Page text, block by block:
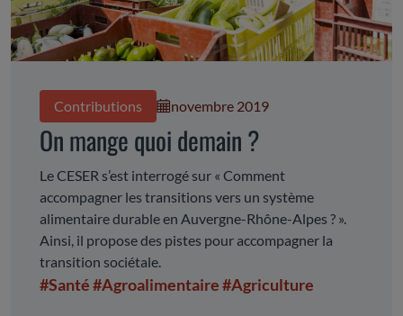
Contributions novembre 2019
On mange quoi demain ?
Le CESER s’est interrogé sur « Comment
accompagner les transitions vers un système
alimentaire durable en Auvergne-Rhône-Alpes ? ».
Ainsi, il propose des pistes pour accompagner la
transition sociétale.
#Santé#Agroalimentaire#Agriculture